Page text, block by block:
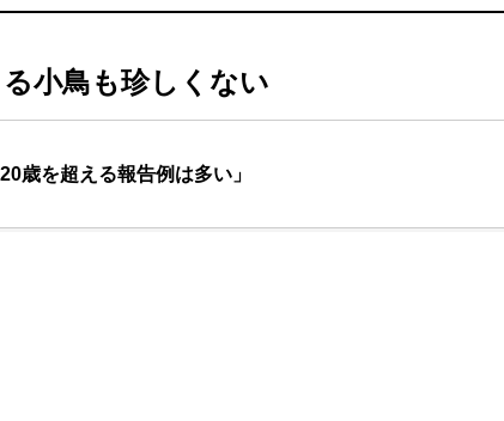
小鳥も珍しくない
歳を超える報告例は多い」